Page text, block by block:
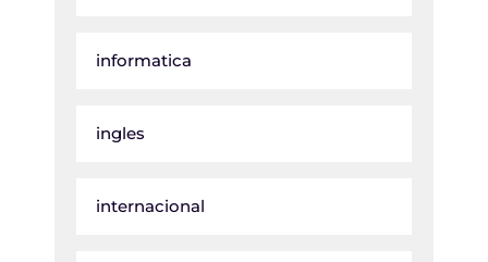
informatica
ingles
internacional